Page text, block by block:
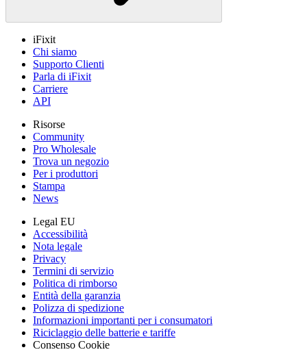
iFixit
Chi siamo
Supporto Clienti
Parla di iFixit
Carriere
API
Risorse
Community
Pro Wholesale
Trova un negozio
Per i produttori
Stampa
News
Legal EU
Accessibilità
Nota legale
Privacy
Termini di servizio
Politica di rimborso
Entità della garanzia
Polizza di spedizione
Informazioni importanti per i consumatori
Riciclaggio delle batterie e tariffe
Consenso Cookie